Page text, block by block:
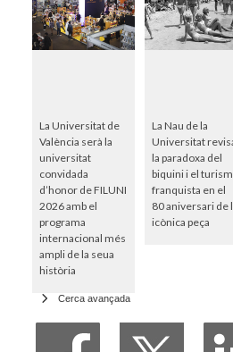
La Universitat de
València serà la
universitat
convidada
d’honor de FILUNI
2026 amb el
programa
internacional més
ampli de la seua
història
La Nau de la
Universitat
la paradoxa del
biquini i el
franquista en el
80 aniversari de
icònica peça
Cerca avançada